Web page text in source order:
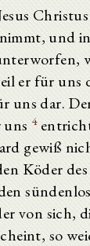
und
er für uns
uns dar.
4
gewiß
Köder
von sich,
so